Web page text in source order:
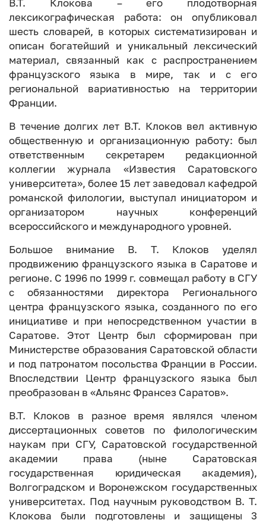
В.Т. Клокова – его плодотворная
лексикографическая работа: он опубликовал
шесть словарей, в которых систематизирован и
описан богатейший и уникальный лексический
материал, связанный как с распространением
французского языка в мире, так и с его
региональной вариативностью на территории
Франции.
В течение долгих лет В.Т. Клоков вел активную
общественную и организационную работу: был
ответственным секретарем редакционной
коллегии журнала «Известия Саратовского
университета», более 15 лет заведовал кафедрой
романской филологии, выступал инициатором и
организатором научных конференций
всероссийского и международного уровней.
Большое внимание В. Т. Клоков уделял
продвижению французского языка в Саратове и
регионе. С 1996 по 1999 г. совмещал работу в СГУ
с обязанностями директора Регионального
центра французского языка, созданного по его
инициативе и при непосредственном участии в
Саратове. Этот Центр был сформирован при
Министерстве образования Саратовской области
и под патронатом посольства Франции в России.
Впоследствии Центр французского языка был
преобразован в «Альянс Франсез Саратов».
В.Т. Клоков в разное время являлся членом
диссертационных советов по филологическим
наукам при СГУ, Саратовской государственной
академии права (ныне Саратовская
государственная юридическая академия),
Волгоградском и Воронежском государственных
университетах. Под научным руководством В. Т.
Клокова были подготовлены и защищены 3